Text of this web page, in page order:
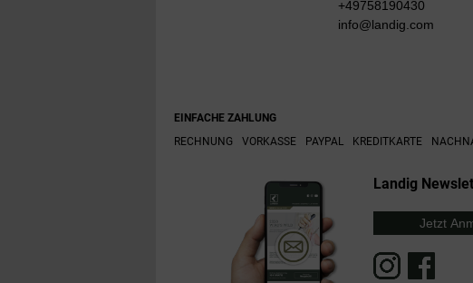
+49758190430
info@landig.com
EINFACHE ZAHLUNG
RECHNUNG
VORKASSE PAYPAL KREDITKARTE
Landig
Jetzt